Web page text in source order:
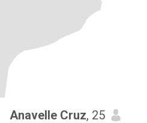
Anavelle Cruz, 25